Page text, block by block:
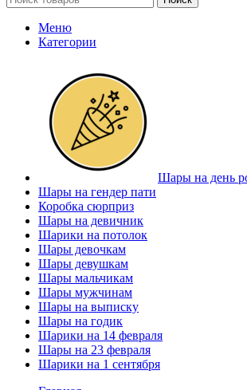
Меню
Категории
Шары на день
Шары на гендер пати
Коробка сюрприз
Шары на девичник
Шарики на потолок
Шары девочкам
Шары девушкам
Шары мальчикам
Шары мужчинам
Шары на выписку
Шары на годик
Шарики на 14 февраля
Шары на 23 февраля
Шарики на 1 сентября